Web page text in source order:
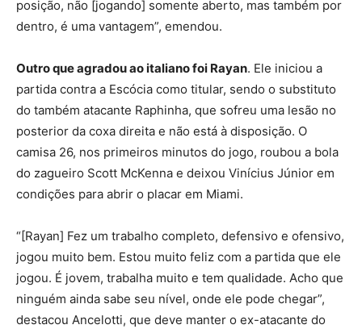
posição, não [jogando] somente aberto, mas também por
dentro, é uma vantagem”, emendou.
Outro que agradou ao italiano foi Rayan. Ele iniciou a
partida contra a Escócia como titular, sendo o substituto
do também atacante Raphinha, que sofreu uma lesão no
posterior da coxa direita e não está à disposição. O
camisa 26, nos primeiros minutos do jogo, roubou a bola
do zagueiro Scott McKenna e deixou Vinícius Júnior em
condições para abrir o placar em Miami.
“[Rayan] Fez um trabalho completo, defensivo e ofensivo,
jogou muito bem. Estou muito feliz com a partida que ele
jogou. É jovem, trabalha muito e tem qualidade. Acho que
ninguém ainda sabe seu nível, onde ele pode chegar”,
destacou Ancelotti, que deve manter o ex-atacante do